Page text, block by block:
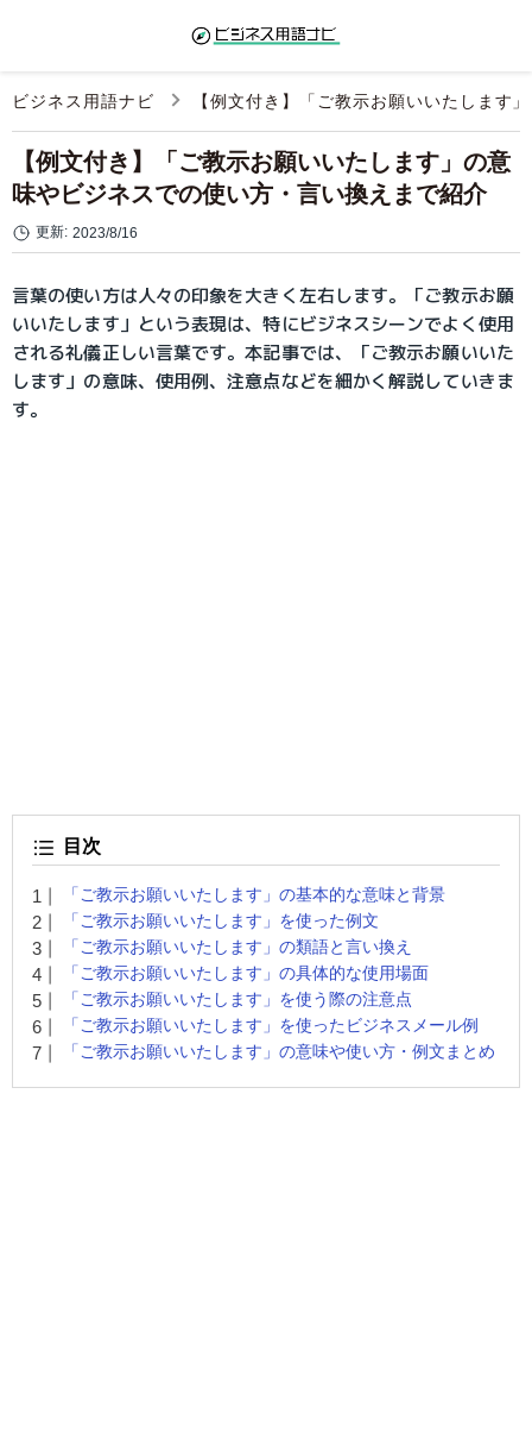
ビジネス用語ナビ 【例文付き】「ご教示お願いいたします
【例文付き】「ご教示お願いいたします」の意
味やビジネスでの使い方・言い換えまで紹介
更新: 2023/8/16
言葉の使い方は人々の印象を大きく左右します。「ご教示お願
いいたします」という表現は、特にビジネスシーンでよく使用
される礼儀正しい言葉です。本記事では、「ご教示お願いいた
します」の意味、使用例、注意点などを細かく解説していきま
す。
目次
「ご教示お願いいたします」の基本的な意味と背景
「ご教示お願いいたします」を使った例文
「ご教示お願いいたします」の類語と言い換え
「ご教示お願いいたします」の具体的な使用場面
「ご教示お願いいたします」を使う際の注意点
「ご教示お願いいたします」を使ったビジネスメール例
「ご教示お願いいたします」の意味や使い方・例文まとめ